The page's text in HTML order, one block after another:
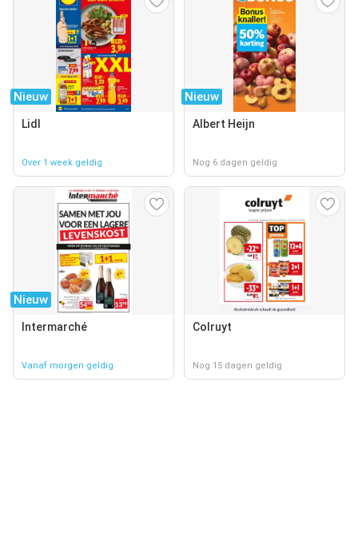
Nieuw
Lidl
Over 1 week geldig
Nieuw
Albert Heijn
Nog 6 dagen geldig
Nieuw
Intermarché
Vanaf morgen geldig
Colruyt
Nog 15 dagen geldig